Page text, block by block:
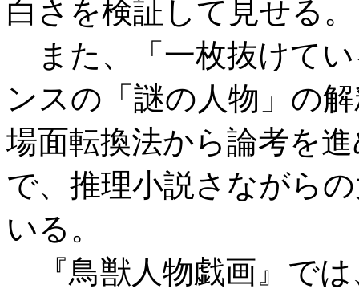
白さを検証して見せる。
また、「一枚抜けて
ンスの「謎の人物」の
場面転換法から論考を
で、推理小説さながら
いる。
『鳥獣人物戯画』では